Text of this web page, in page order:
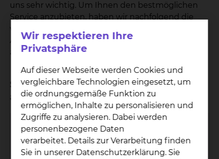
uns sehr wichtig. Um Ihnen den bestmöglichen
Service anzubieten, haben wir nachfolgend die
wichtigsten Ansprechpartnerinnen und
Ansprechpartner, strukturiert nach Anliegen,
aufgeführt.
Sie möchten einen Patienten
anmelden
Pneumologie & Beatmungsmedizin
Wir respektieren Ihre
Privatsphäre
Auf dieser Webseite werden Cookies und
vergleichbare Technologien eingesetzt, um
die ordnungsgemäße Funktion zu
ermöglichen, Inhalte zu personalisieren und
Zugriffe zu analysieren. Dabei werden
personenbezogene Daten
verarbeitet. Details zur Verarbeitung finden
Sie in unserer Datenschutzerklärung. Sie